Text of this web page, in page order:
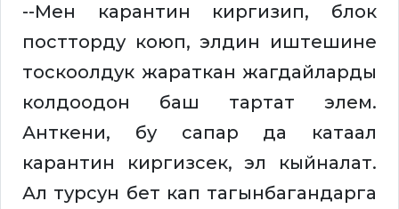
--Мен карантин киргизип, блок
постторду коюп, элдин иштешине
тоскоолдук жараткан жагдайларды
колдоодон баш тартат элем.
Анткени, бу сапар да катаал
карантин киргизсек, эл кыйналат.
Ал турсун бет кап тагынбагандарга